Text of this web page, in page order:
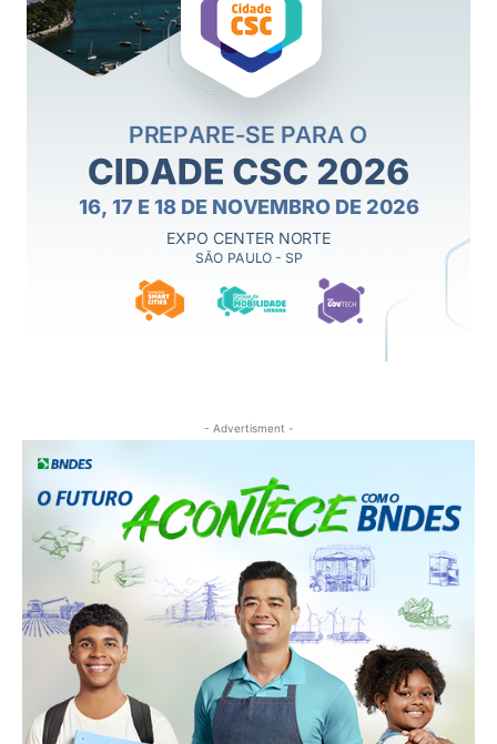
- Advertisment -